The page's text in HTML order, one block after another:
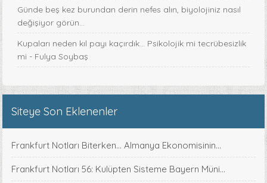
Günde beş kez burundan derin nefes alın, biyolojiniz nasıl
değişiyor görün...
Kupaları neden kıl payı kaçırdık… Psikolojik mi tecrübesizlik
mi - Fulya Soybaş
Siteye Son Eklenenler
Frankfurt Notları Biterken... Almanya Ekonomisinin...
Frankfurt Notları 56: Kulüpten Sisteme Bayern Müni...